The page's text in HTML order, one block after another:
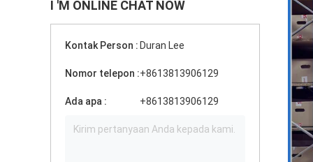
I 'M ONLINE CHAT NOW
Kontak Person : Duran Lee
Nomor telepon :+8613813906129
Ada apa : +8613813906129